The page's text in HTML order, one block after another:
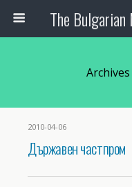
2010-04-06
Държавен частпром